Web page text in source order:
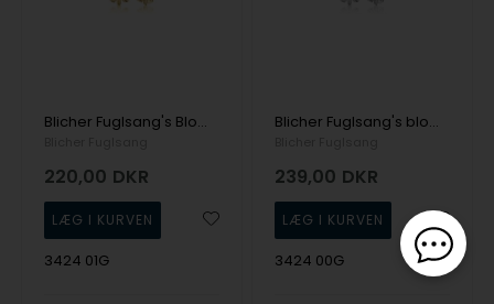
Blicher Fuglsang's Blomst i sølv og guldbelagt sølv
220,00 DKR
3424 01G
Blicher Fuglsang's blomst i sølv og guldbelagt sølv ørestikker
239,00 DKR
3424 00G